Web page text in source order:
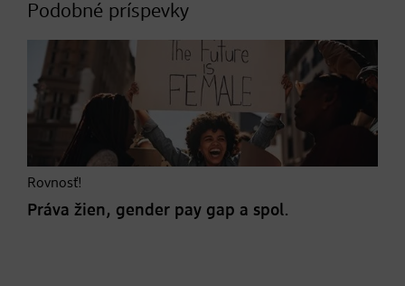
Podobné príspevky
Rovnosť!
Práva žien, gender pay gap a spol.